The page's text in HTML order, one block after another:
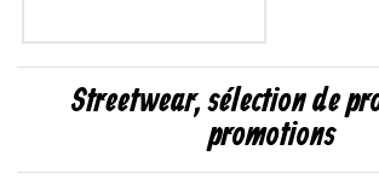
Streetwear, sélection de
promotions